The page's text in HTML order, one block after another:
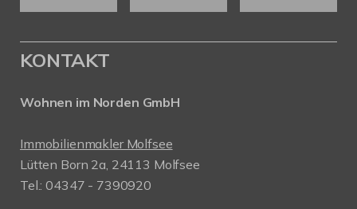
KONTAKT
Wohnen im Norden GmbH
Immobilienmakler Molfsee
Lütten Born 2a, 24113 Molfsee
Tel.: 04347 - 7390920